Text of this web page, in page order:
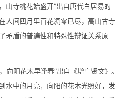
山寺桃花始盛开”出自唐代白居易的
人间四月里百花凋零已尽，高山古寺
矛盾的普遍性和特殊性辩证关系原
向阳花木早逢春”出自《增广贤文》。
水中的月亮，向阳的花木光照好，发